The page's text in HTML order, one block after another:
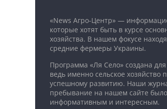
«News Агро-Центр» —
которые хотят быть в курсе
хозяйства. В нашем фокусе
средние фермеры Украины.
Программа «Ля Село» создана
ведь именно сельское хозяйство
успешному развитию. Наши
пребывание на нашем сайте
информативным и интересным.